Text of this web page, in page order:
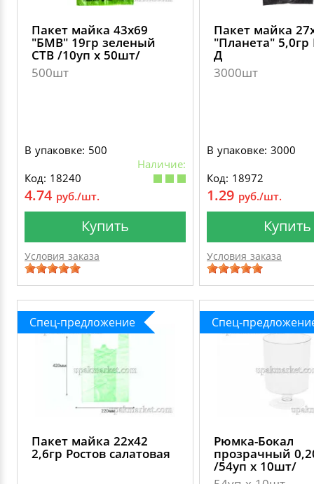
Пакет майка 43х69
"БМВ" 19гр зеленый
СТВ /10уп х 50шт/
500шт
В упаковке: 500
Наличие:
Код: 18240
4.74 руб./шт.
Купить
Условия заказа
Пакет майка
"Планета" 5,0гр
Д
3000шт
В упаковке: 3000
Код: 18972
1.29 руб./шт.
Купить
Условия заказа
Спец-предложение
Пакет майка 22х42
2,6гр Ростов салатовая
Спец-
Рюмка-Бокал
прозрачный
/54уп х 10шт/